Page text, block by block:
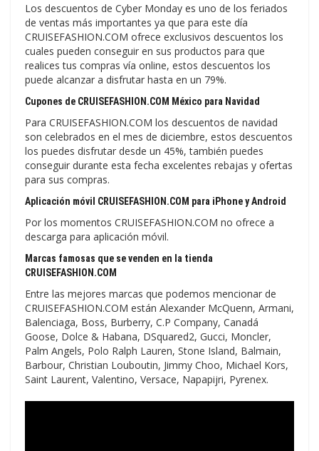
Los descuentos de Cyber Monday es uno de los feriados
de ventas más importantes ya que para este día
CRUISEFASHION.COM ofrece exclusivos descuentos los
cuales pueden conseguir en sus productos para que
realices tus compras vía online, estos descuentos los
puede alcanzar a disfrutar hasta en un 79%.
Cupones de CRUISEFASHION.COM México para Navidad
Para CRUISEFASHION.COM los descuentos de navidad
son celebrados en el mes de diciembre, estos descuentos
los puedes disfrutar desde un 45%, también puedes
conseguir durante esta fecha excelentes rebajas y ofertas
para sus compras.
Aplicación móvil CRUISEFASHION.COM para iPhone y Android
Por los momentos CRUISEFASHION.COM no ofrece a
descarga para aplicación móvil.
Marcas famosas que se venden en la tienda
CRUISEFASHION.COM
Entre las mejores marcas que podemos mencionar de
CRUISEFASHION.COM están Alexander McQuenn, Armani,
Balenciaga, Boss, Burberry, C.P Company, Canadá
Goose, Dolce & Habana, DSquared2, Gucci, Moncler,
Palm Angels, Polo Ralph Lauren, Stone Island, Balmain,
Barbour, Christian Louboutin, Jimmy Choo, Michael Kors,
Saint Laurent, Valentino, Versace, Napapijri, Pyrenex.